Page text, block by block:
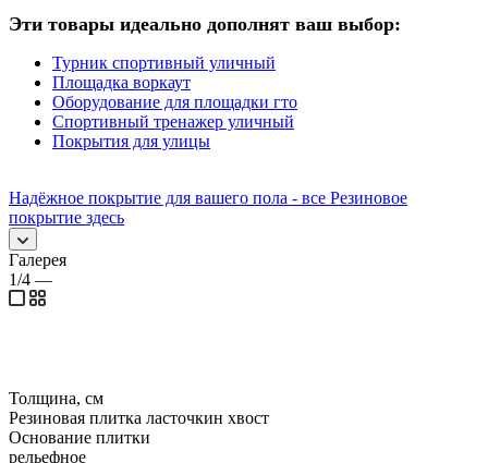
Эти товары идеально дополнят ваш выбор:
Турник спортивный уличный
Площадка воркаут
Оборудование для площадки гто
Спортивный тренажер уличный
Покрытия для улицы
Надёжное покрытие для вашего пола - все Резиновое
покрытие здесь
Галерея
1/4 —
Толщина, см
Резиновая плитка ласточкин хвост
Основание плитки
рельефное